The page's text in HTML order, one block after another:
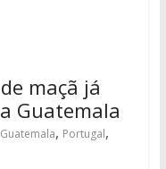
maçã já
Guatemala
Guatemala, Portugal,